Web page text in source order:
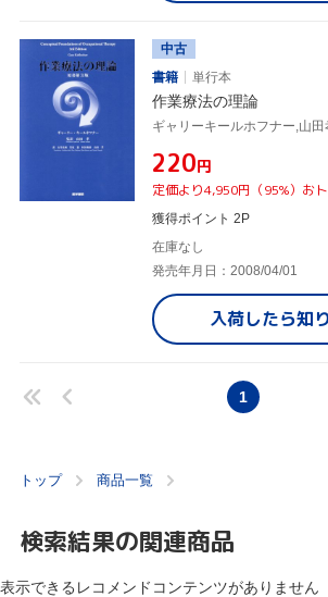
中古
書籍
単行本
作業療法の理論
¥220円
定価より4,950円（95%）お
獲得ポイント 2P
在庫なし
発売年月日：2008/04/01
入荷したら知
1
トップ 商品一覧
検索結果の関連商品
表示できるレコメンドコンテンツがありません